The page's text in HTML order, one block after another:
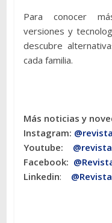
Para conocer
versiones y
descubre
cada familia.
Más noticias y
Instagram:
Youtube:
Facebook:
Linkedin: